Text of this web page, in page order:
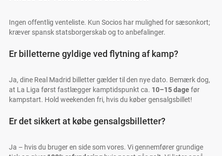
Ingen offentlig venteliste. Kun Socios har mulighed for sæsonkort;
kræver spansk statsborgerskab og to anbefalinger.
Er billetterne gyldige ved flytning af kamp?
Ja, dine Real Madrid billetter gælder til den nye dato. Bemærk dog,
at La Liga først fastlægger kamptidspunkt ca. 10–15 dagefør
kampstart. Hold weekenden fri, hvis du køber gensalgsbillet!
Er det sikkert at købe gensalgsbilletter?
Ja – hvis du bruger en side som vores. Vi gennemfører grundige